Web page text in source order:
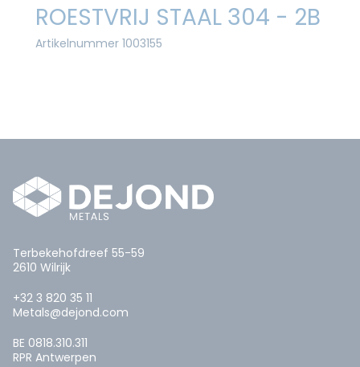
ROESTVRIJ STAAL 304 - 2B
Artikelnummer 1003155
Terbekehofdreef 55-59
2610 Wilrijk
+32 3 820 35 11
Metals@dejond.com
BE 0818.310.311
RPR Antwerpen